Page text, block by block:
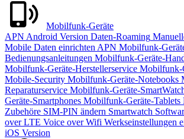
Mobilfunk-Geräte
APN Android Version Daten-Roaming
Mobile Daten einrichten APN Mobilfunk-
Bedienungsanleitungen Mobilfunk-Geräte-
Mobilfunk-Geräte-Herstellerservice Mobilfunk-
Mobile-Security Mobilfunk-Geräte-Notebooks
Reparaturservice Mobilfunk-Geräte-
Geräte-Smartphones Mobilfunk-Geräte-Tablets
Zubehöre SIM-PIN ändern Smartwatch
over LTE Voice over Wifi Werkseinstellungen
iOS Version